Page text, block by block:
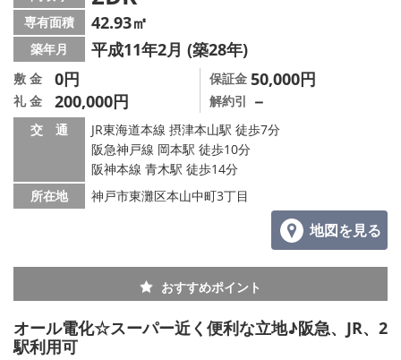
専有面積 42.93㎡
築年月 平成11年2月 (築28年)
敷 金 0円
礼 金 200,000円
保証金 50,000円
解約引 －
交 通
JR東海道本線 摂津本山駅 徒歩7分
阪急神戸線 岡本駅 徒歩10分
阪神本線 青木駅 徒歩14分
所在地
神戸市東灘区本山中町3丁目
地図を見る
おすすめポイント
オール電化☆スーパー近く便利な立地♪阪急、JR、2
駅利用可